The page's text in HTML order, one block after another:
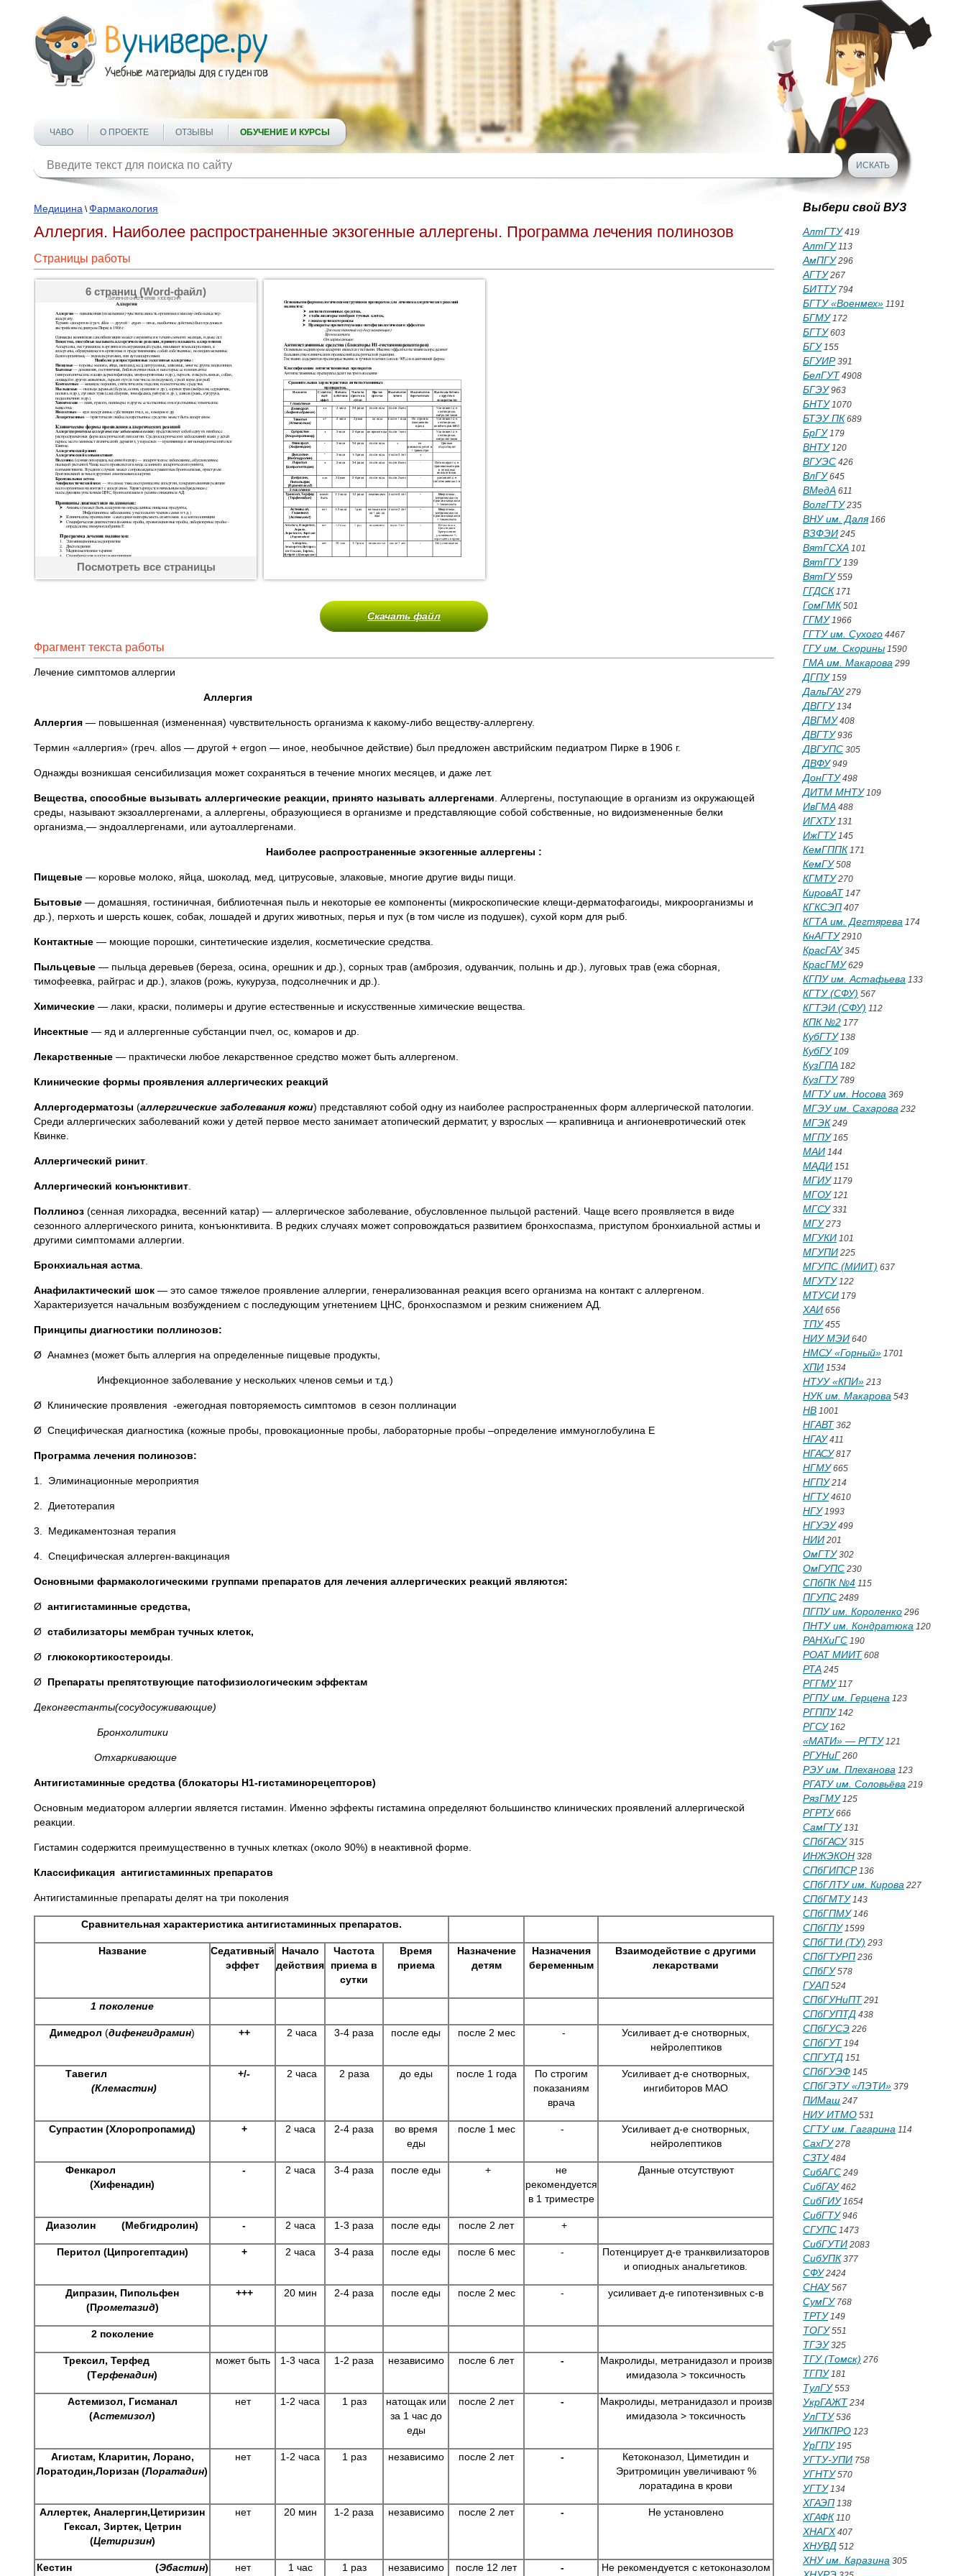
ЧАВО О ПРОЕКТЕ ОТЗЫВЫ ОБУЧЕНИЕ И КУРСЫ
Медицина \Фармакология
Аллергия. Наиболее распространенные экзогенные аллергены. Программа лечения полинозов
Страницы работы
6 страниц (Word-файл)
Посмотреть все страницы
Скачать файл
Фрагмент текста работы
Лечение симптомов аллергии
Аллергия
Аллергия — повышенная (измененная) чувствительность организма к какому-либо веществу-аллергену.
Термин «аллергия» (греч. allos — другой + ergon — иное, необычное действие) был предложен австрийским педиатром Пирке в 1906 г.
Однажды возникшая сенсибилизация может сохраняться в течение многих месяцев, и даже лет.
Вещества, способные вызывать аллергические реакции, принято называть аллергенами . Аллергены, поступающие в организм из окружающей
среды, называют экзоаллергенами, а аллергены, образующиеся в организме и представляющие собой собственные, но видоизмененные белки
организма,— эндоаллергенами, или аутоаллергенами.
Наиболее распространенные экзогенные аллергены :
Пищевые — коровье молоко, яйца, шоколад, мед, цитрусовые, злаковые, многие другие виды пищи.
Бытовые — домашняя, гостиничная, библиотечная пыль и некоторые ее компоненты (микроскопические клещи-дерматофагоиды, микроорганизмы и
др.), перхоть и шерсть кошек, собак, лошадей и других животных, перья и пух (в том числе из подушек), сухой корм для рыб.
Контактные — моющие порошки, синтетические изделия, косметические средства.
Пыльцевые — пыльца деревьев (береза, осина, орешник и др.), сорных трав (амброзия, одуванчик, полынь и др.), луговых трав (ежа сборная,
тимофеевка, райграс и др.), злаков (рожь, кукуруза, подсолнечник и др.).
Химические — лаки, краски, полимеры и другие естественные и искусственные химические вещества.
Инсектные — яд и аллергенные субстанции пчел, ос, комаров и др.
Лекарственные — практически любое лекарственное средство может быть аллергеном.
Клинические формы проявления аллергических реакций
Аллергодерматозы (аллергические заболевания кожи) представляют собой одну из наиболее распространенных форм аллергической патологии.
Среди аллергических заболеваний кожи у детей первое место занимает атопический дерматит, у взрослых — крапивница и ангионевротический отек
Квинке.
Аллергический ринит
Аллергический конъюнктивит
Поллиноз (сенная лихорадка, весенний катар) — аллергическое заболевание, обусловленное пыльцой растений. Чаще всего проявляется в виде
сезонного аллергического ринита, конъюнктивита. В редких случаях может сопровождаться развитием бронхоспазма, приступом бронхиальной астмы и
другими симптомами аллергии.
Бронхиальная астма
Анафилактический шок — это самое тяжелое проявление аллергии, генерализованная реакция всего организма на контакт с аллергеном.
Характеризуется начальным возбуждением с последующим угнетением ЦНС, бронхоспазмом и резким снижением АД.
Принципы диагностики поллинозов:
Ø Анамнез (может быть аллергия на определенные пищевые продукты,
Инфекционное заболевание у нескольких членов семьи и т.д.)
Ø Клинические проявления -ежегодная повторяемость симптомов в сезон поллинации
Ø Специфическая диагностика (кожные пробы, провокационные пробы, лабораторные пробы –определение иммуноглобулина Е
Программа лечения полинозов:
1. Элиминационные мероприятия
2. Диетотерапия
3. Медикаментозная терапия
4. Специфическая аллерген-вакцинация
Основными фармакологическими группами препаратов для лечения аллергических реакций являются:
Ø антигистаминные средства,
Ø стабилизаторы мембран тучных клеток,
Ø глюкокортикостероиды
Ø Препараты препятствующие патофизиологическим эффектам
Деконгестанты(сосудосуживающие)
Бронхолитики
Отхаркивающие
Антигистаминные средства (блокаторы Н1-гистаминорецепторов)
Основным медиатором аллергии является гистамин. Именно эффекты гистамина определяют большинство клинических проявлений аллергической
реакции.
Гистамин содержится преимущественно в тучных клетках (около 90%) в неактивной форме.
Классификация антигистаминных препаратов
Антигистаминные препараты делят на три поколения
Сравнительная характеристика антигистаминных препаратов.
Название
Седативный
эффет
Начало
действия
Частота
приема в
сутки
Время
приема
Назначение
детям
Назначения
беременным
Взаимодействие с другими
лекарствами
1 поколение
Димедрол (дифенгидрамин) ++ 2 часа 3-4 раза после еды после 2 мес -
Усиливает д-е снотворных,
нейролептиков
Тавегил
(Клемастин)
+/- 2 часа 2 раза до еды после 1 года
По строгим
показаниям
врача
Усиливает д-е снотворных,
ингибиторов МАО
Супрастин (Хлоропропамид) + 2 часа 2-4 раза
во время
еды
после 1 мес -
Усиливает д-е снотворных,
нейролептиков
Фенкарол
(Хифенадин)
- 2 часа 3-4 раза после еды +
не
рекомендуется
в 1 триместре
Данные отсутствуют
Диазолин (Мебгидролин) - 2 часа 1-3 раза после еды после 2 лет +
Перитол (Ципрогептадин) + 2 часа 3-4 раза после еды после 6 мес -
Потенцирует д-е транквилизаторов
и опиодных анальгетиков.
Дипразин, Пипольфен
(Прометазид)
+++ 20 мин 2-4 раза после еды после 2 мес - усиливает д-е гипотензивных с-в
2 поколение
Трексил, Терфед
(Терфенадин)
может быть 1-3 часа 1-2 раза независимо после 6 лет -
Макролиды, метранидазол и произв
имидазола > токсичность
Астемизол, Гисманал
(Астемизол)
нет 1-2 часа 1 раз
натощак или
за 1 час до
еды
после 2 лет -
Макролиды, метранидазол и произв
имидазола > токсичность
Агистам, Кларитин, Лорано,
Лоратодин,Лоризан (Лоратадин)
нет 1-2 часа 1 раз независимо после 2 лет -
Кетоконазол, Циметидин и
Эритромицин увеличивают %
лоратадина в крови
Аллертек, Аналергин,Цетиризин
Гексал, Зиртек, Цетрин
(Цетиризин)
нет 20 мин 1-2 раза независимо после 2 лет - Не установлено
Кестин (Эбастин) нет 1 час 1 раз независимо после 12 лет - Не рекомендуется с кетоконазолом
Выбери свой ВУЗ
АлтГТУ419
АлтГУ113
АмПГУ296
АГТУ267
БИТТУ794
БГТУ «Военмех» 1191
БГМУ172
БГТУ603
БГУ155
БГУИР391
БелГУТ 4908
БГЭУ963
БНТУ1070
БТЭУ ПК 689
БрГУ179
ВНТУ120
ВГУЭС 426
ВлГУ645
ВМедА 611
ВолгГТУ235
ВНУ им. Даля166
ВЗФЭИ 245
ВятГСХА 101
ВятГГУ139
ВятГУ559
ГГДСК 171
ГомГМК 501
ГГМУ1966
ГГТУ им. Сухого 4467
ГГУ им. Скорины 1590
ГМА им. Макарова 299
ДГПУ159
ДальГАУ279
ДВГГУ134
ДВГМУ408
ДВГТУ936
ДВГУПС 305
ДВФУ949
ДонГТУ498
ДИТМ МНТУ109
ИвГМА 488
ИГХТУ131
ИжГТУ145
КемГППК 171
КемГУ508
КГМТУ270
КировАТ 147
КГКСЭП 407
КГТА им. Дегтярева 174
КнАГТУ2910
КрасГАУ345
КрасГМУ629
КГПУ им. Астафьева 133
КГТУ (СФУ) 567
КГТЭИ (СФУ) 112
КПК №2 177
КубГТУ138
КубГУ109
КузГПА 182
КузГТУ789
МГТУ им. Носова 369
МГЭУ им. Сахарова 232
МГЭК 249
МГПУ165
МАИ 144
МАДИ 151
МГИУ1179
МГОУ121
МГСУ331
МГУ273
МГУКИ 101
МГУПИ 225
МГУПС (МИИТ) 637
МГУТУ122
МТУСИ 179
ХАИ 656
ТПУ455
НИУ МЭИ 640
НМСУ «Горный» 1701
ХПИ 1534
НТУУ «КПИ» 213
НУК им. Макарова 543
НВ 1001
НГАВТ 362
НГАУ411
НГАСУ817
НГМУ665
НГПУ214
НГТУ4610
НГУ1993
НГУЭУ499
НИИ 201
ОмГТУ302
ОмГУПС 230
СПбПК №4 115
ПГУПС 2489
ПГПУ им. Короленко 296
ПНТУ им. Кондратюка 120
РАНХиГС 190
РОАТ МИИТ 608
РТА 245
РГГМУ117
РГПУ им. Герцена 123
РГППУ142
РГСУ162
«МАТИ» — РГТУ121
РГУНиГ 260
РЭУ им. Плеханова 123
РГАТУ им. Соловьёва 219
РязГМУ125
РГРТУ666
СамГТУ131
СПбГАСУ315
ИНЖЭКОН 328
СПбГИПСР136
СПбГЛТУ им. Кирова 227
СПбГМТУ143
СПбГПМУ146
СПбГПУ1599
СПбГТИ (ТУ) 293
СПбГТУРП 236
СПбГУ578
ГУАП 524
СПбГУНиПТ 291
СПбГУПТД 438
СПбГУСЭ 226
СПбГУТ 194
СПГУТД 151
СПбГУЭФ 145
СПбГЭТУ «ЛЭТИ» 379
ПИМаш 247
НИУ ИТМО 531
СГТУ им. Гагарина 114
СахГУ278
СЗТУ484
СибАГС 249
СибГАУ462
СибГИУ1654
СибГТУ946
СГУПС 1473
СибГУТИ 2083
СибУПК 377
СФУ2424
СНАУ567
СумГУ768
ТРТУ149
ТОГУ551
ТГЭУ325
ТГУ (Томск) 276
ТГПУ181
ТулГУ553
УкрГАЖТ 234
УлГТУ536
УИПКПРО 123
УрГПУ195
УГТУ-УПИ 758
УГНТУ570
УГТУ134
ХГАЭП 138
ХГАФК 110
ХНАГХ 407
ХНУВД 512
ХНУ им. Каразина 305